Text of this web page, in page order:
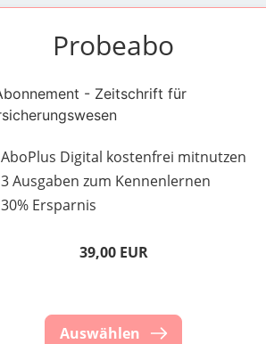
Probeabo
AboPlus Digital kostenfrei mitnutzen
3 Ausgaben zum Kennenlernen
30% Ersparnis
39,00 EUR
Auswählen